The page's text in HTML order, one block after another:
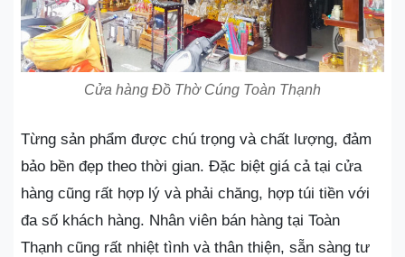
Cửa hàng Đồ Thờ Cúng Toàn Thạnh
Từng sản phẩm được chú trọng và chất lượng, đảm
bảo bền đẹp theo thời gian. Đặc biệt giá cả tại cửa
hàng cũng rất hợp lý và phải chăng, hợp túi tiền với
đa số khách hàng. Nhân viên bán hàng tại Toàn
Thạnh cũng rất nhiệt tình và thân thiện, sẵn sàng tư